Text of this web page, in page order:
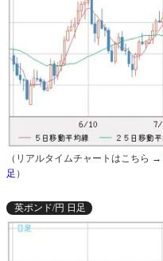
（リアルタイムチャートはこちら →
足 ）
英ポンド/円 日足